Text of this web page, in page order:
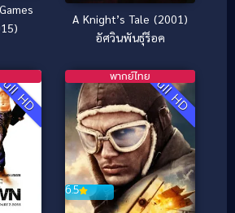
A Knight’s Tale (2001)
อัศวินพันธุ์ร็อค
HD Full HD
6.5
พากย์ไทย